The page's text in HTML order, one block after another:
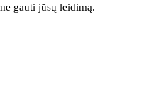
gauti jūsų leidimą.